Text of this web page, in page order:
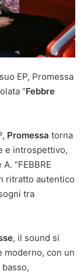
EP, Promessa
“Febbre
, Promessa torna
e introspettivo,
“FEBBRE
ritratto autentico
tra
, il sound si
moderno, con un